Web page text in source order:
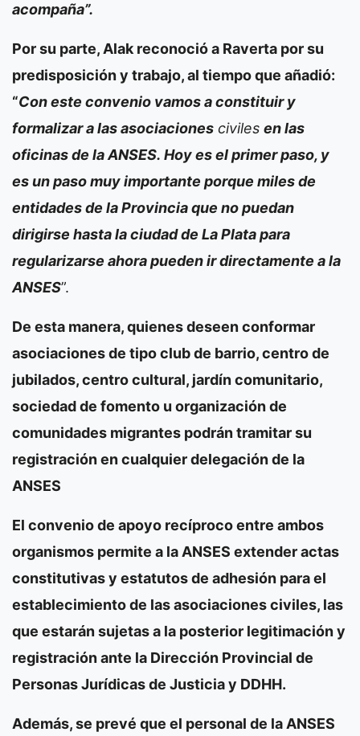
acompaña”.
Por su parte,Alakreconoció a Raverta por su
predisposición y trabajo, al tiempo que añadió:
“Con este convenio vamos a constituir y
formalizar a las asociaciones civiles en las
oficinas de la ANSES. Hoy es el primer paso, y
es un paso muy importante porque miles de
entidades de la Provincia que no puedan
dirigirse hasta la ciudad de La Plata para
regularizarse ahora pueden ir directamente a la
ANSES”.
De esta manera, quienes deseen conformar
asociaciones de tipo club de barrio, centro de
jubilados, centro cultural, jardín comunitario,
sociedad de fomento u organización de
comunidades migrantes podrán tramitar su
registración en cualquier delegación de la
ANSES
El convenio de apoyo recíproco entre ambos
organismos permite a la ANSES extender actas
constitutivas y estatutos de adhesión para el
establecimiento de las asociaciones civiles, las
que estarán sujetas a la posterior legitimación y
registración ante la Dirección Provincial de
Personas Jurídicas de Justicia y DDHH.
Además, se prevé que el personal de la ANSES